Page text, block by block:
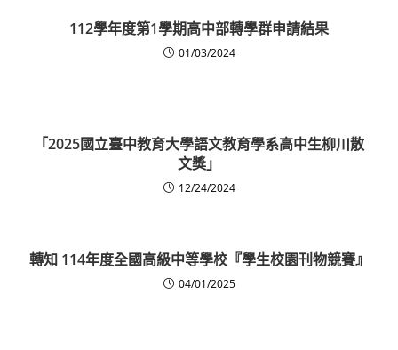
112學年度第1學期高中部轉學群申請結果
01/03/2024
「2025國立臺中教育大學語文教育學系高中生柳川散
文獎」
12/24/2024
轉知 114年度全國高級中等學校『學生校園刊物競賽』
04/01/2025